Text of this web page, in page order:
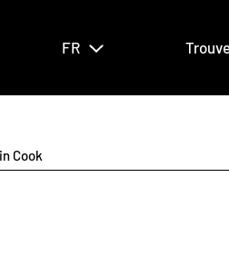
FR
Cook